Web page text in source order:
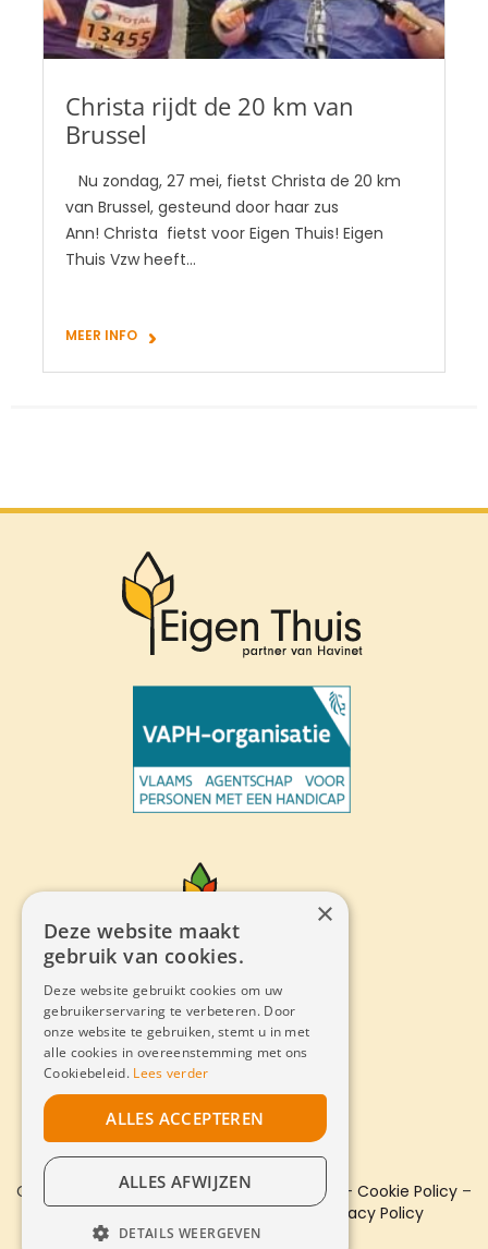
Christa rijdt de 20 km van
Brussel
Nu zondag, 27 mei, fietst Christa de 20 km
van Brussel, gesteund door haar zus
Ann! Christa fietst voor Eigen Thuis! Eigen
Thuis Vzw heeft…
MEER INFO
Copyright © 2022 Eigen Thuis. All
Sitemap – Cookie Policy–
Privacy Policy
×
Deze website maakt
gebruik van cookies.
Deze website gebruikt cookies om uw
gebruikerservaring te verbeteren. Door
onze website te gebruiken, stemt u in met
alle cookies in overeenstemming met ons
Cookiebeleid. Lees verder
ALLES ACCEPTEREN
ALLES AFWIJZEN
DETAILS WEERGEVEN